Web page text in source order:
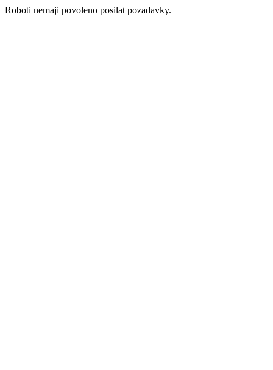
Roboti nemaji povoleno posilat pozadavky.